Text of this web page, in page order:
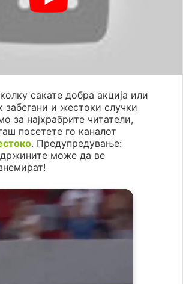
сакате добра акција или
забегани и жестоки случки
за најхрабрите читатели,
посетете го каналот
. Предупредување:
може да ве